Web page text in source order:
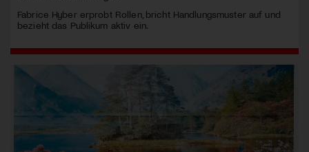
Fabrice Hyber erprobt Rollen, bricht Handlungsmuster auf und
bezieht das Publikum aktiv ein.